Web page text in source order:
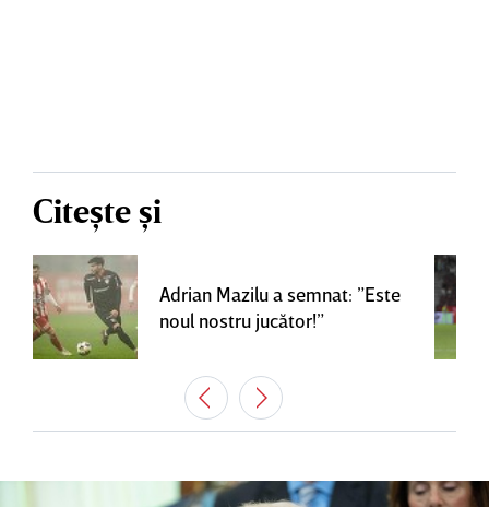
Citește și
Adrian Mazilu a semnat: ”Este
noul nostru jucător!”